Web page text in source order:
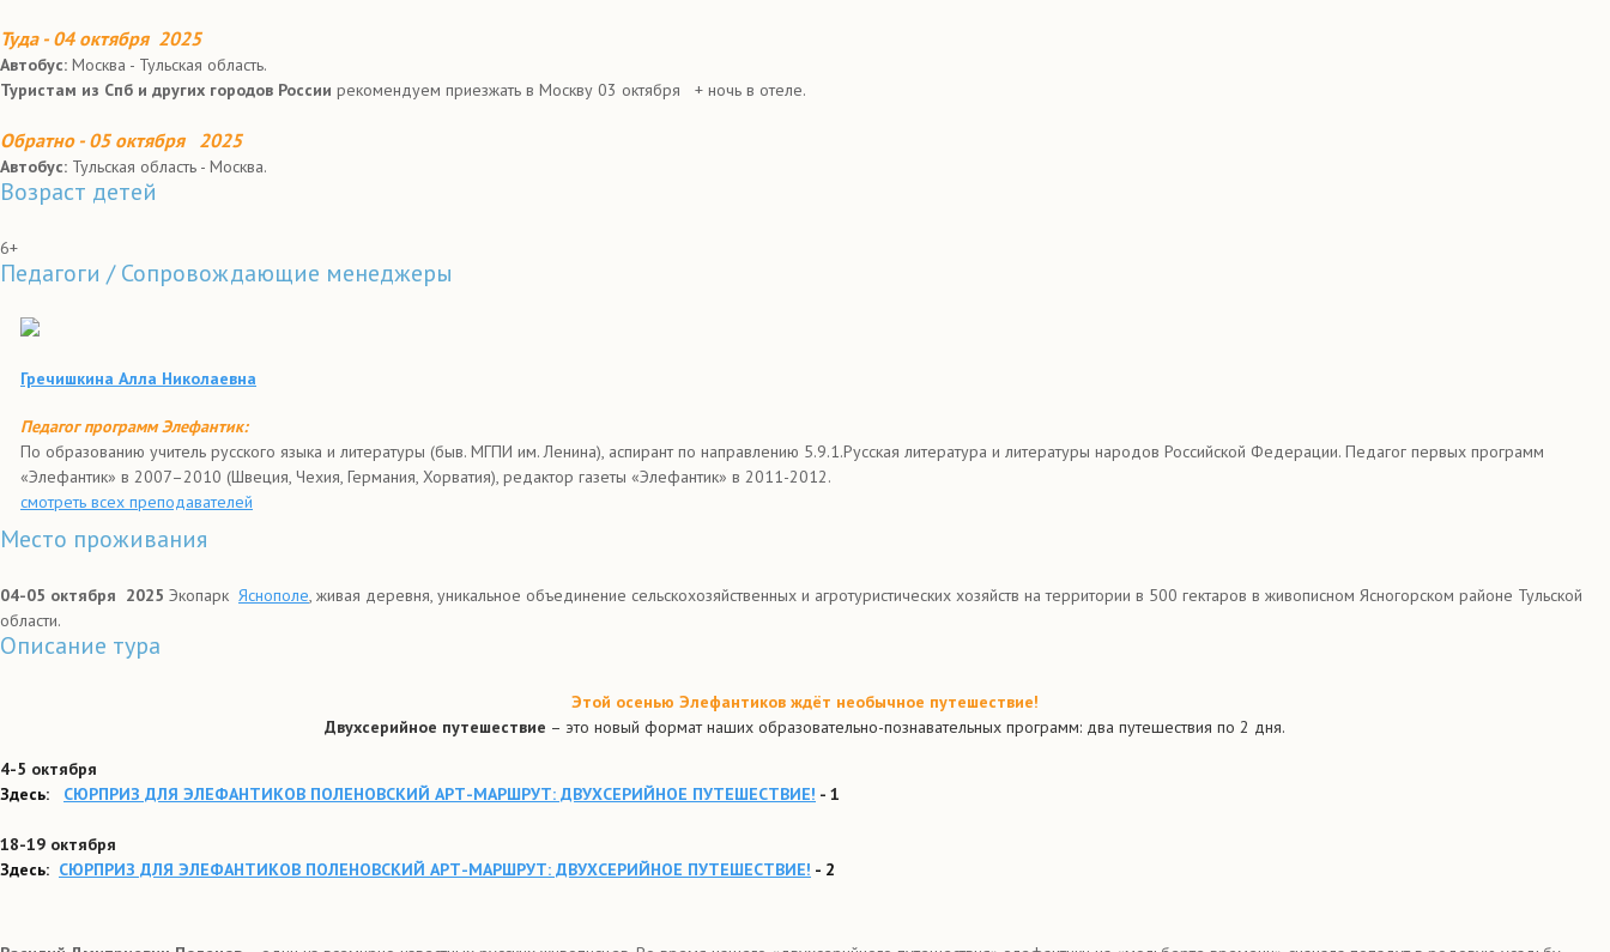
Туда - 04 октября 2025
Автобус: Москва - Тульская область.
Туристам из Спб и других городов России рекомендуем приезжать в Москву 03 октября + ночь в отеле.
Обратно - 05 октября 2025
Автобус: Тульская область - Москва.
Возраст детей
6+
Педагоги / Сопровождающие менеджеры
Гречишкина Алла Николаевна
Педагог программ Элефантик:
По образованию учитель русского языка и литературы (быв. МГПИ им. Ленина), аспирант по направлению 5.9.1.Русская литература и литературы народов Российской Федерации. Педагог первых программ
«Элефантик» в 2007–2010 (Швеция, Чехия, Германия, Хорватия), редактор газеты «Элефантик» в 2011-2012.
смотреть всех преподавателей
Место проживания
04-05 октября 2025 Экопарк Яснополе, живая деревня, уникальное объединение сельскохозяйственных и агротуристических хозяйств на территории в 500 гектаров в живописном Ясногорском районе Тульской
области.
Описание тура
Этой осенью Элефантиков ждёт необычное путешествие!
Двухсерийное путешествие – это новый формат наших образовательно-познавательных программ: два путешествия по 2 дня.
4-5 октября
Здесь:
СЮРПРИЗ ДЛЯ ЭЛЕФАНТИКОВ ПОЛЕНОВСКИЙ АРТ-МАРШРУТ: ДВУХСЕРИЙНОЕ ПУТЕШЕСТВИЕ! - 1
18-19 октября
Здесь: СЮРПРИЗ ДЛЯ ЭЛЕФАНТИКОВ ПОЛЕНОВСКИЙ АРТ-МАРШРУТ: ДВУХСЕРИЙНОЕ ПУТЕШЕСТВИЕ! - 2